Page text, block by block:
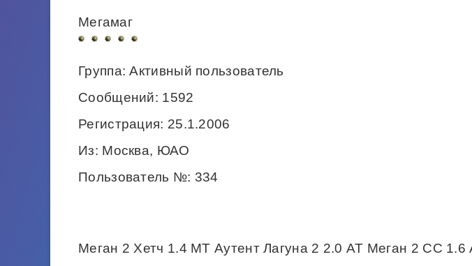
Мегамаг
Группа: Активный пользователь
Сообщений: 1592
Регистрация: 25.1.2006
Из: Москва, ЮАО
Пользователь №: 334
Меган 2 Хетч 1.4 MT Аутент Лагуна 2 2.0 AT Меган 2 СС 1.6